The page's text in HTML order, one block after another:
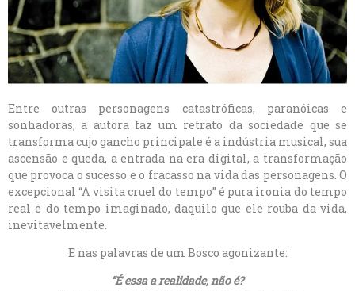
Entre outras personagens catastróficas, paranóicas e
sonhadoras, a autora faz um retrato da sociedade que se
transforma cujo gancho principale é a indústria musical, sua
ascensão e queda, a entrada na era digital, a transformação
que provoca o sucesso e o fracasso na vida das personagens. O
excepcional “A visita cruel do tempo” é pura ironia do tempo
real e do tempo imaginado, daquilo que ele rouba da vida,
inevitavelmente.
E nas palavras de um Bosco agonizante:
“É essa a realidade, não é?